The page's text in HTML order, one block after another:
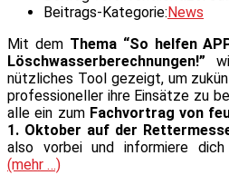
Beitrags-Kategorie: News
Mit demThema “So helfen
Löschwasserberechnungen!”
nützliches Tool gezeigt, um
professioneller ihre Einsätze zu
alle ein zum Fachvortrag von
1. Oktober auf der
also vorbei und informiere
(mehr …)